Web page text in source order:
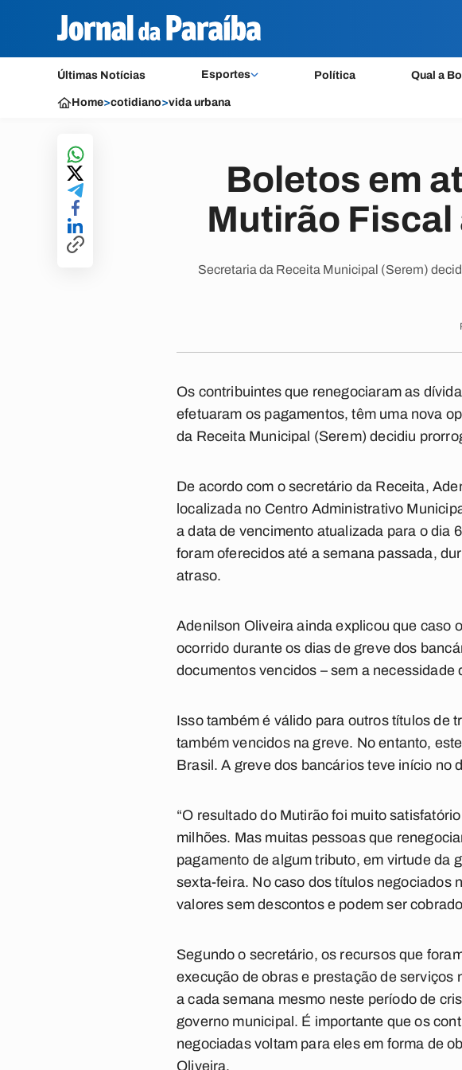
Últimas Notícias Esportes Política Qual a
Home>cotidiano>vida urbana
Boletos em
Mutirão Fiscal
Secretaria da Receita Municipal (Serem)
Os contribuintes que renegociaram as
efetuaram os pagamentos, têm uma nova
da Receita Municipal (Serem) decidiu
De acordo com o secretário da Receita,
localizada no Centro Administrativo
a data de vencimento atualizada para o dia
foram oferecidos até a semana passada,
atraso.
Adenilson Oliveira ainda explicou que caso
ocorrido durante os dias de greve dos
documentos vencidos – sem a necessidade
Isso também é válido para outros títulos de
também vencidos na greve. No entanto,
Brasil. A greve dos bancários teve início no
“O resultado do Mutirão foi muito
milhões. Mas muitas pessoas que
pagamento de algum tributo, em virtude da
sexta-feira. No caso dos títulos negociados
valores sem descontos e podem ser
Segundo o secretário, os recursos que
execução de obras e prestação de serviços
a cada semana mesmo neste período de
governo municipal. É importante que os
negociadas voltam para eles em forma de
Oliveira.